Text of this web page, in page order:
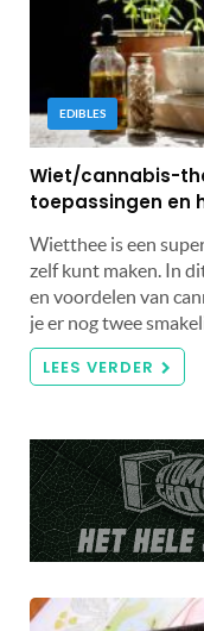
EDIBLES
Wiet/cannabis-
toepassingen en
Wietthee is een
zelf kunt maken. In
en voordelen van
je er nog twee
LEES VERDER